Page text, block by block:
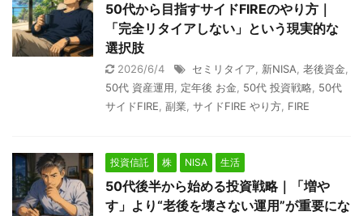
50代から目指すサイドFIREのやり方｜
「完全リタイアしない」という現実的な
選択肢
2026/6/4 セミリタイア 新NISA 老後資金
50代 資産運用
定年後 お金 50代 投資戦略
50代
サイドFIRE 副業 サイドFIRE やり方 FIRE
投資信託 株 NISA 生活
50代後半から始める投資戦略｜「増や
す」より“老後を壊さない運用”が重要にな